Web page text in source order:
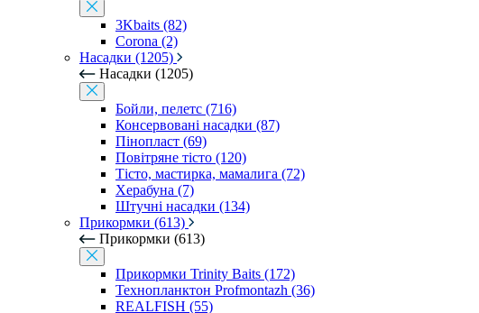
3Kbaits (82)
Corona (2)
Насадки (1205)
Насадки (1205)
Бойли, пелетс (716)
Консервовані насадки (87)
Пінопласт (69)
Повітряне тісто (120)
Тісто, мастирка, мамалига (72)
Херабуна (7)
Штучні насадки (134)
Прикормки (613)
Прикормки (613)
Прикормки Trinity Baits (172)
Технопланктон Profmontazh (36)
REALFISH (55)